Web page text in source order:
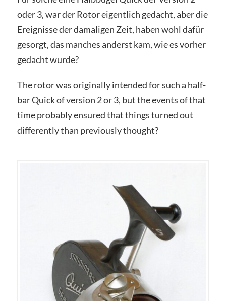
oder 3, war der Rotor eigentlich gedacht, aber die
Ereignisse der damaligen Zeit, haben wohl dafür
gesorgt, das manches anderst kam, wie es vorher
gedacht wurde?
The rotor was originally intended for such a half-
bar Quick of version 2 or 3, but the events of that
time probably ensured that things turned out
differently than previously thought?